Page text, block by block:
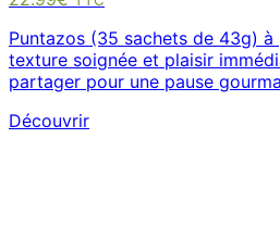
Puntazos (35 sachets de 43g)
texture soignée et plaisir
partager pour une pause
Découvrir